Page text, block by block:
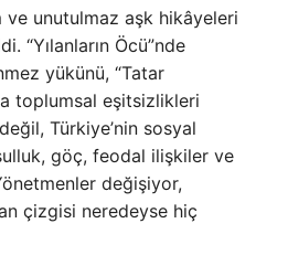
unutulmaz aşk hikâyeleri
“Yılanların Öcü”nde
yükünü, “Tatar
toplumsal eşitsizlikleri
Türkiye’nin sosyal
göç, feodal ilişkiler ve
değişiyor,
çizgisi neredeyse hiç